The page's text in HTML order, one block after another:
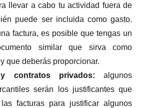
llevar a cabo tu actividad fuera de
puede ser incluida como gasto.
factura, es posible que tengas un
similar que sirva como
que deberás proporcionar.
contratos privados: algunos
serán los justificantes que
facturas para justificar algunos